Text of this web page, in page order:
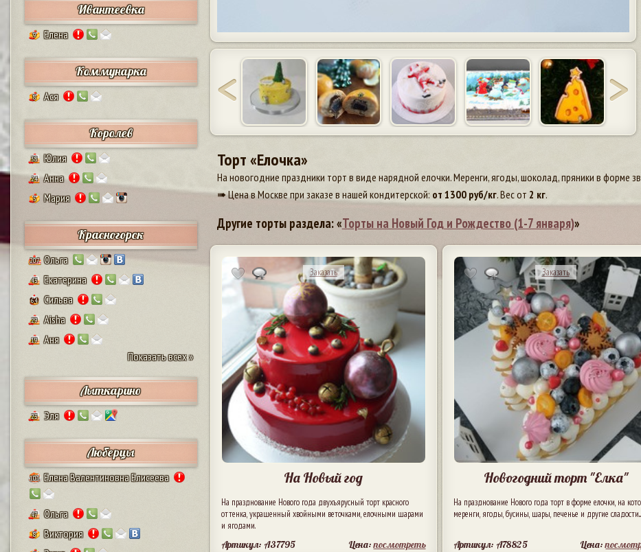
Ивантеевка
9 Елена
Коммунарка
8 Ася
Королев
38 Юлия
24 Анна
5 Мария
Красногорск
207 Ольга
43 Екатерина
64 Сильва
29 Aisha
19
Аня
Показать всех »
Лыткарино
23 Эля
Люберцы
101 Елена Валентиновна Елисеева
47 Ольга
8 Виктория
Торт «Елочка»
На новогодние праздники торт в виде нарядной елочки. Меренги, ягоды, шоколад, пряники в форме
➠ Цена в Москве при заказе в нашей кондитерской: от 1300руб/кг. Вес от 2 кг.
Другие торты раздела: «Торты на Новый Год и Рождество (1-7 января)»
Заказать
На Новый год
На празднование Нового года двухъярусный торт красного
оттенка, украшенный хвойными веточками, елочными шарами
и ягодами.
Артикул: A37795 Цена:посмотреть
Заказать
Новогодний торт "Елка"
На празднование Нового года торт в форме елочки, на
меренги, ягоды, бусины, шары, печенье и другие сладости...
Артикул: A78825 Цена: